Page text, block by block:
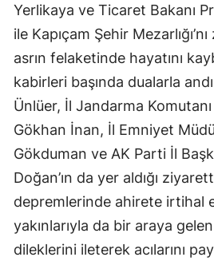
Yerlikaya ve Ticaret Bakanı
ile Kapıçam Şehir
asrın felaketinde hayatını
kabirleri başında dualarla
Ünlüer, İl Jandarma
Gökhan İnan, İl Emniyet
Gökduman ve AK Parti İl
Doğan’ın da yer aldığı
depremlerinde ahirete irtihal
yakınlarıyla da bir araya
dileklerini ileterek acılarını